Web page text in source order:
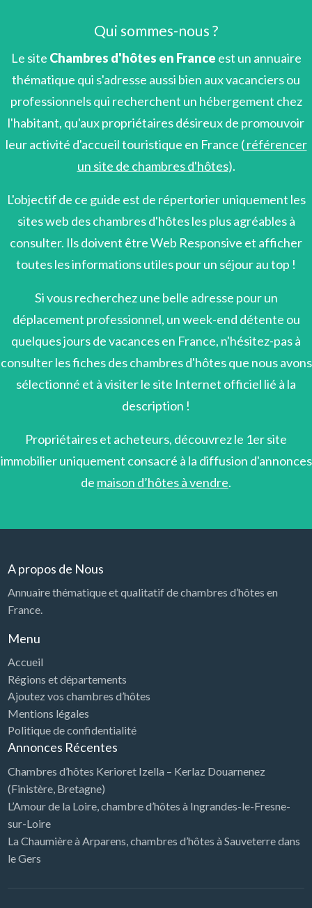
Qui sommes-nous ?
Le site Chambres d'hôtes en France est un annuaire
thématique qui s'adresse aussi bien aux vacanciers ou
professionnels qui recherchent un hébergement chez
l'habitant, qu'aux propriétaires désireux de promouvoir
leur activité d'accueil touristique en France (référencer
un site de chambres d'hôtes).
L'objectif de ce guide est de répertorier uniquement les
sites web des chambres d'hôtes les plus agréables à
consulter. Ils doivent être Web Responsive et afficher
toutes les informations utiles pour un séjour au top !
Si vous recherchez une belle adresse pour un
déplacement professionnel, un week-end détente ou
quelques jours de vacances en France, n'hésitez-pas à
consulter les fiches des chambres d'hôtes que nous avons
sélectionné et à visiter le site Internet officiel lié à la
description !
Propriétaires et acheteurs, découvrez le 1er site
immobilier uniquement consacré à la diffusion d'annonces
de maison d’hôtes à vendre.
A propos de Nous
Annuaire thématique et qualitatif de chambres d’hôtes en
France.
Menu
Accueil
Régions et départements
Ajoutez vos chambres d’hôtes
Mentions légales
Politique de confidentialité
Annonces Récentes
Chambres d’hôtes Kerioret Izella – Kerlaz Douarnenez
(Finistère, Bretagne)
L’Amour de la Loire, chambre d’hôtes à Ingrandes-le-Fresne-
sur-Loire
La Chaumière à Arparens, chambres d’hôtes à Sauveterre dans
le Gers